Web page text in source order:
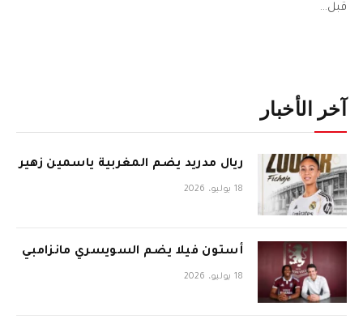
قبل…
آخر الأخبار
ريال مدريد يضم المغربية ياسمين زهير
18 يوليو، 2026
أستون فيلا يضم السويسري مانزامبي
18 يوليو، 2026